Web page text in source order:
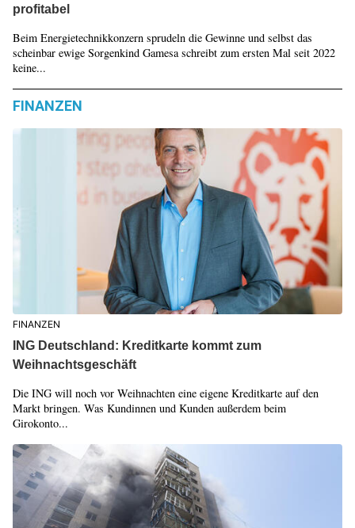
profitabel
Beim Energietechnikkonzern sprudeln die Gewinne und selbst das
scheinbar ewige Sorgenkind Gamesa schreibt zum ersten Mal seit 2022
keine...
FINANZEN
FINANZEN
ING Deutschland: Kreditkarte kommt zum
Weihnachtsgeschäft
Die ING will noch vor Weihnachten eine eigene Kreditkarte auf den
Markt bringen. Was Kundinnen und Kunden außerdem beim
Girokonto...